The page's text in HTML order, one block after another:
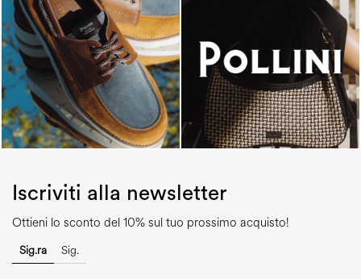
Iscriviti alla newsletter
Ottieni lo sconto del 10% sul tuo prossimo acquisto!
Sig.ra Sig.